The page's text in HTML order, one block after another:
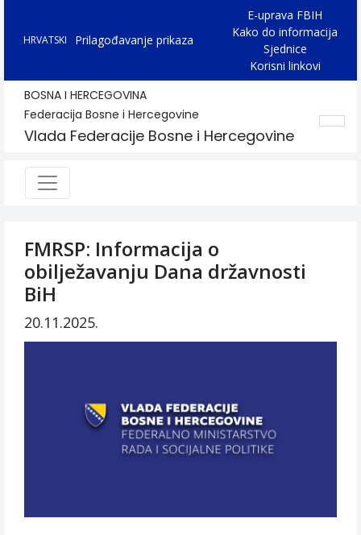
HRVATSKI Prilagođavanje prikaza
E-uprava FBIH
Kako do informacija
Sjednice
Korisni linkovi
BOSNA I HERCEGOVINA
Federacija Bosne i Hercegovine
Vlada Federacije Bosne i Hercegovine
FMRSP: Informacija o
obilježavanju Dana državnosti
BiH
20.11.2025.